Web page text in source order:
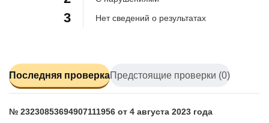
3
Нет сведений о результатах
Последняя проверкаПредстоящие проверки (0)
№ 23230853694907111956 от 4 августа 2023 года